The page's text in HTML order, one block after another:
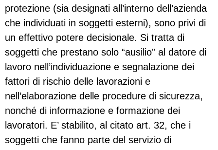
protezione (sia designati all’interno dell’azienda
che individuati in soggetti esterni), sono privi di
un effettivo potere decisionale. Si tratta di
soggetti che prestano solo “ausilio” al datore di
lavoro nell’individuazione e segnalazione dei
fattori di rischio delle lavorazioni e
nell’elaborazione delle procedure di sicurezza,
nonché di informazione e formazione dei
lavoratori. E’ stabilito, al citato art. 32, che i
soggetti che fanno parte del servizio di